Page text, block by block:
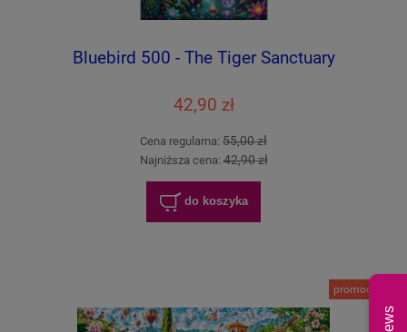
Bluebird 500 - The Tiger Sanctuary
42,90 zł
Cena regularna: 55,00 zł
Najniższa cena:42,90 zł
do koszyka
promocja
News